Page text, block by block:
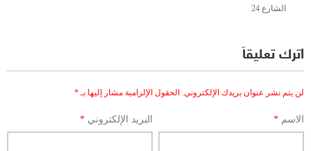
الشارع 24
اترك تعليقاً
لن يتم نشر عنوان بريدك الإلكتروني. الحقول الإلزامية مشار إليها بـ*
الاسم * البريد الإلكتروني*